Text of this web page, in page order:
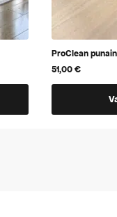
ProClean
51,00€
tuotteella